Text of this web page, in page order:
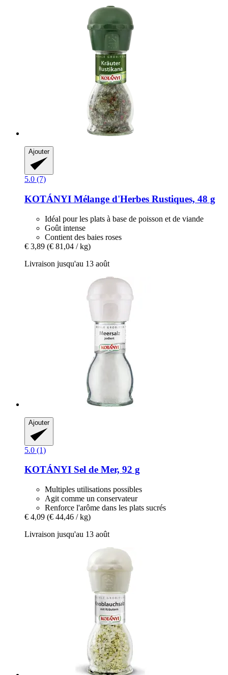
Ajouter
5.0 (7)
KOTÁNYI Mélange d'Herbes Rustiques, 48 g
Idéal pour les plats à base de poisson et de viande
Goût intense
Contient des baies roses
€ 3,89 (€ 81,04 / kg)
Livraison jusqu'au 13 août
Ajouter
5.0 (1)
KOTÁNYI Sel de Mer, 92 g
Multiples utilisations possibles
Agit comme un conservateur
Renforce l'arôme dans les plats sucrés
€ 4,09 (€ 44,46 / kg)
Livraison jusqu'au 13 août